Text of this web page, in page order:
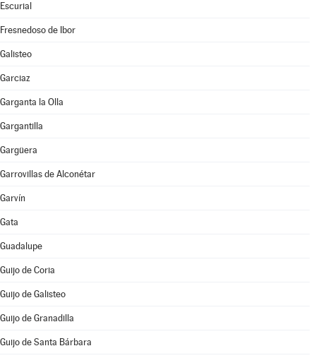
Escurial
Fresnedoso de Ibor
Galisteo
Garciaz
Garganta la Olla
Gargantilla
Gargüera
Garrovillas de Alconétar
Garvín
Gata
Guadalupe
Guijo de Coria
Guijo de Galisteo
Guijo de Granadilla
Guijo de Santa Bárbara